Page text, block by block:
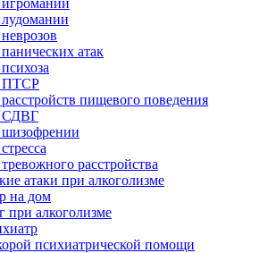
атак
ПТСР
пищевого поведения
СДВГ
расстройства
атаки при алкоголизме
на дом
при алкоголизме
психиатрической помощи